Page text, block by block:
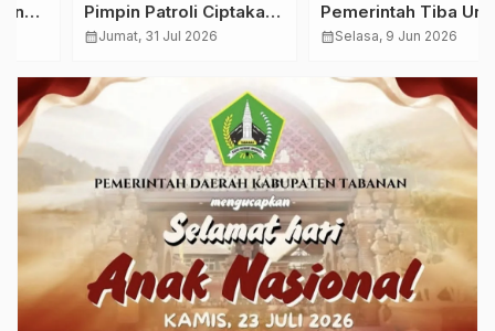
Pimpin Patroli Ciptakan
Rasa Aman di Kawasan
Jumat, 31 Jul 2026
Pemerintah Tiba Untuk
Warga Amfoang Barat
Selasa, 9 Jun 2026